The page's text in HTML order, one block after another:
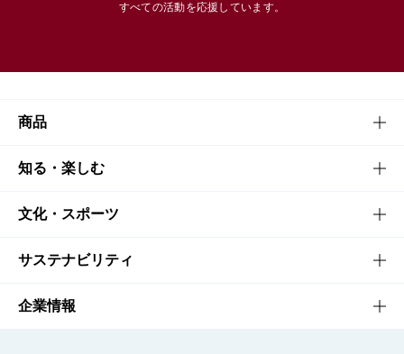
すべての活動を応援しています。
商品
商品TOP
商品一覧
商品発売情報
栄養成分一覧
知る・楽しむ
知る・楽しむTOP
キャンペーン
工場見学
文化・スポーツ
文化・スポーツTOP
サントリーホール
サステナビリティ
サステナビリティTOP
企業情報